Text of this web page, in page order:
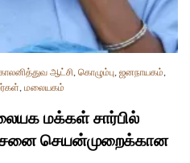
ஆட்சி, கொழும்பு, ஜனநாயகம்,
, மலையகம்
மக்கள் சார்பில்
செயன்முறைக்கான